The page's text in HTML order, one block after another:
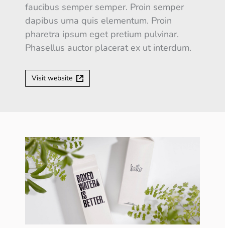
faucibus semper semper. Proin semper
dapibus urna quis elementum. Proin
pharetra ipsum eget pretium pulvinar.
Phasellus auctor placerat ex ut interdum.
Visit website